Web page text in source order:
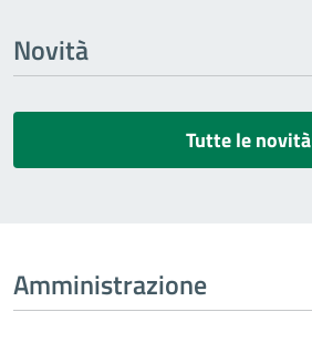
Novità
Tutte le novità
Amministrazione